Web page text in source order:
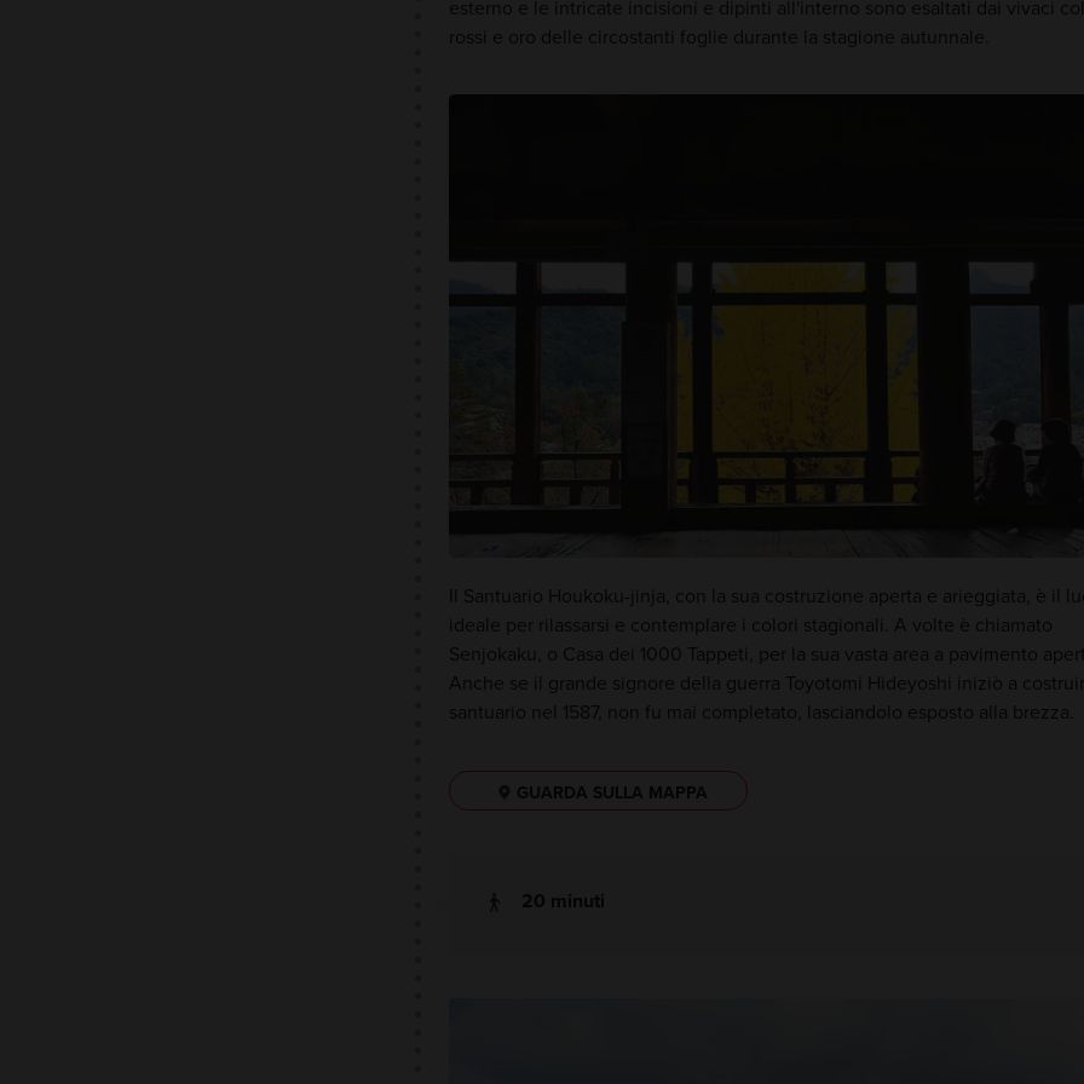
esterno e le intricate incisioni e dipinti all'interno sono esaltati dai vivaci
rossi e oro delle circostanti foglie durante la stagione autunnale.
Il Santuario Houkoku-jinja, con la sua costruzione aperta e arieggiata, è il
ideale per rilassarsi e contemplare i colori stagionali. A volte è chiamato
Senjokaku, o Casa dei 1000 Tappeti, per la sua vasta area a pavimento
Anche se il grande signore della guerra Toyotomi Hideyoshi iniziò a
santuario nel 1587, non fu mai completato, lasciandolo esposto alla brezza.
GUARDA SULLA MAPPA
20 minuti